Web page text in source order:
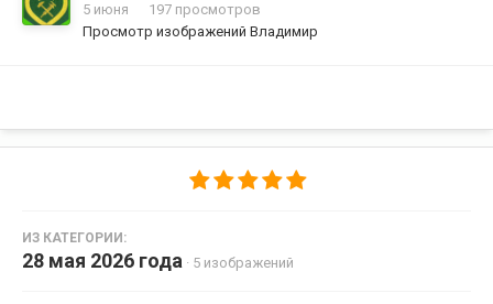
5 июня
197 просмотров
Просмотр изображений Владимир
ИЗ КАТЕГОРИИ:
28 мая 2026 года · 5 изображений